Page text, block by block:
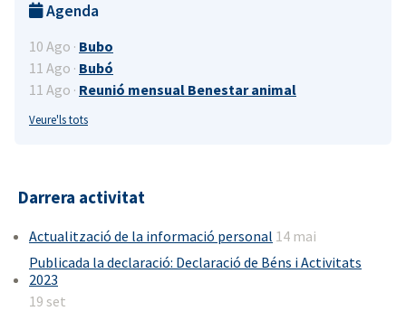
Agenda
10 Ago · Bubo
11 Ago · Bubó
11 Ago · Reunió mensual Benestar animal
Veure'ls tots
Darrera activitat
Actualització de la informació personal 14 mai
Publicada la declaració: Declaració de Béns i Activitats
2023
19 set